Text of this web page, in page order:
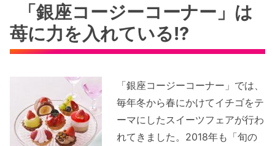
「銀座コージーコーナー」は
苺に力を入れている!?
「銀座コージーコーナー」では、
毎年冬から春にかけてイチゴをテ
ーマにしたスイーツフェアが行わ
れてきました。2018年も「旬の